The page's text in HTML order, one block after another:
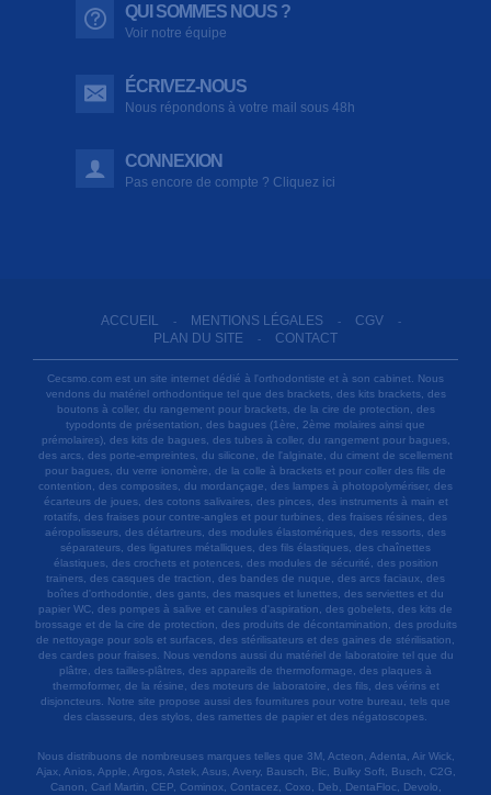
QUI SOMMES NOUS ?
Voir notre équipe
ÉCRIVEZ-NOUS
Nous répondons à votre mail sous 48h
CONNEXION
Pas encore de compte ? Cliquez ici
ACCUEIL - MENTIONS LÉGALES - CGV -
PLAN DU SITE - CONTACT
Cecsmo.com est un site internet dédié à l'orthodontiste et à son cabinet. Nous
vendons du matériel orthodontique tel que des brackets, des kits brackets, des
boutons à coller, du rangement pour brackets, de la cire de protection, des
typodonts de présentation, des bagues (1ère, 2ème molaires ainsi que
prémolaires), des kits de bagues, des tubes à coller, du rangement pour bagues,
des arcs, des porte-empreintes, du silicone, de l'alginate, du ciment de scellement
pour bagues, du verre ionomère, de la colle à brackets et pour coller des fils de
contention, des composites, du mordançage, des lampes à photopolymériser, des
écarteurs de joues, des cotons salivaires, des pinces, des instruments à main et
rotatifs, des fraises pour contre-angles et pour turbines, des fraises résines, des
aéropolisseurs, des détartreurs, des modules élastomériques, des ressorts, des
séparateurs, des ligatures métalliques, des fils élastiques, des chaînettes
élastiques, des crochets et potences, des modules de sécurité, des position
trainers, des casques de traction, des bandes de nuque, des arcs faciaux, des
boîtes d'orthodontie, des gants, des masques et lunettes, des serviettes et du
papier WC, des pompes à salive et canules d'aspiration, des gobelets, des kits de
brossage et de la cire de protection, des produits de décontamination, des produits
de nettoyage pour sols et surfaces, des stérilisateurs et des gaines de stérilisation,
des cardes pour fraises. Nous vendons aussi du matériel de laboratoire tel que du
plâtre, des tailles-plâtres, des appareils de thermoformage, des plaques à
thermoformer, de la résine, des moteurs de laboratoire, des fils, des vérins et
disjoncteurs. Notre site propose aussi des fournitures pour votre bureau, tels que
des classeurs, des stylos, des ramettes de papier et des négatoscopes.
Nous distribuons de nombreuses marques telles que 3M, Acteon, Adenta, Air Wick,
Ajax, Anios, Apple, Argos, Astek, Asus, Avery, Bausch, Bic, Bulky Soft, Busch, C2G,
Canon, Carl Martin, CEP, Cominox, Contacez, Coxo, Deb, DentaFloc, Devolo,